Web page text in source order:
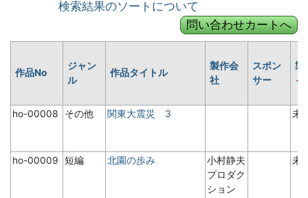
検索結果のソートについて
作品No
ジャン
ル
作品タイトル
製作会
社
スポン
サー
製
ho-00008 その他 関東大震災 3 未
ho-00009 短編 北園の歩み
小村静夫
プロダク
ション
未